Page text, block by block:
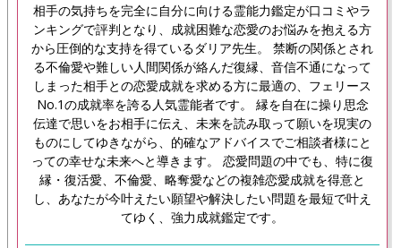
相手の気持ちを完全に自分に向ける霊能力鑑定が口コミやラ
ンキングで評判となり、成就困難な恋愛のお悩みを抱える方
から圧倒的な支持を得ているダリア先生。 禁断の関係とされ
る不倫愛や難しい人間関係が絡んだ復縁、音信不通になって
しまった相手との恋愛成就を求める方に最適の、フェリース
No.1の成就率を誇る人気霊能者です。 縁を自在に操り思念
伝達で思いをお相手に伝え、未来を読み取って願いを現実の
ものにしてゆきながら、的確なアドバイスでご相談者様にと
っての幸せな未来へと導きます。 恋愛問題の中でも、特に復
縁・復活愛、不倫愛、略奪愛などの複雑恋愛成就を得意と
し、あなたが今叶えたい願望や解決したい問題を最短で叶え
てゆく、強力成就鑑定です。